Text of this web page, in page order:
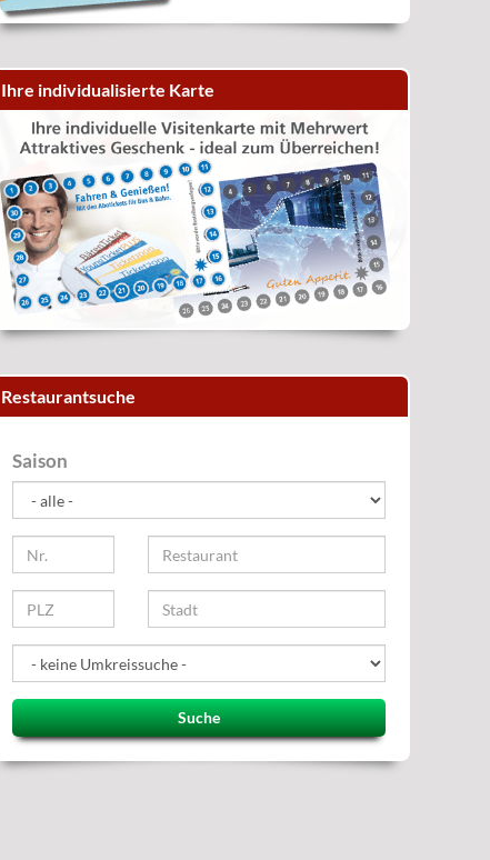
Ihre individualisierte Karte
Restaurantsuche
Saison
Suche